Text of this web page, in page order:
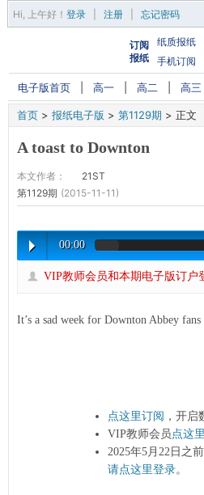
Hi, 上午好 ！ 登录 注册 忘记密码
订阅
报纸
纸质报纸
手机订阅
电子版首页 高一 高二 高三
首页 > 报纸电子版 > 第1129期 > 正文
A toast to Downton
本文作者：
21ST
第1129期 (2015-11-11)
00:00
VIP教师会员和本期电子版订户
It’s a sad week for Downton Abbey
点这里订阅 ，开启
VIP教师会员点这
2025年5月22日之
请点这里登录。